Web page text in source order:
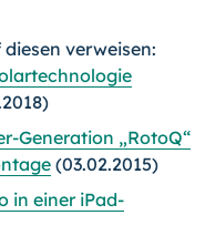
verweisen:
Generation „RotoQ“
(03.02.2015)
in einer iPad-